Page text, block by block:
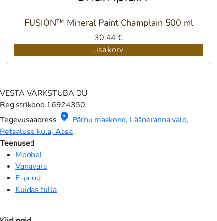
FUSION™ Mineral Paint Champlain 500 ml
30.44 €
Lisa korvi
VESTA VÄRKSTUBA OÜ
Registrikood 16924350
Tegevusaadress location_on Pärnu maakond, Lääneranna vald,
Petaaluse küla, Aasa
Teenused
Mööbel
Vanavara
E-pood
Kuidas tulla